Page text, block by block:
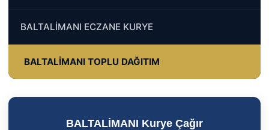
BALTALİMANI ECZANE KURYE
BALTALİMANI TOPLU DAĞITIM
BALTALİMANI Kurye Çağır